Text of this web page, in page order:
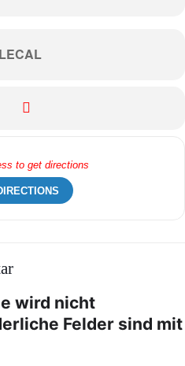
wird nicht
Felder sind mit